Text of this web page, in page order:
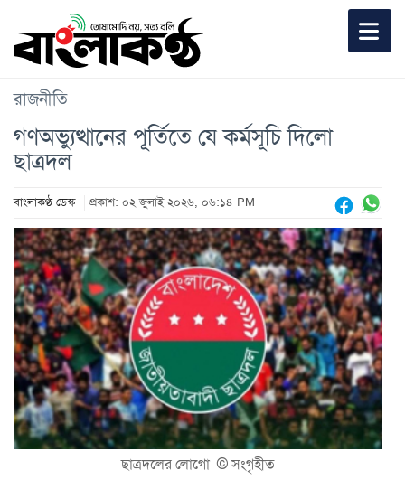
রাজনীতি
গণঅভ্যুত্থানের পূর্তিতে যে কর্মসূচি দিলো
ছাত্রদল
বাংলাকণ্ঠ ডেস্ক প্রকাশ: ০২ জুলাই ২০২৬, ০৬:১৪ PM
ছাত্রদলের লোগো ©সংগৃহীত